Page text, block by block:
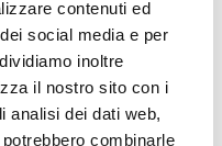
contenuti ed
social media e per
inoltre
il nostro sito con i
analisi dei dati web,
combinarle